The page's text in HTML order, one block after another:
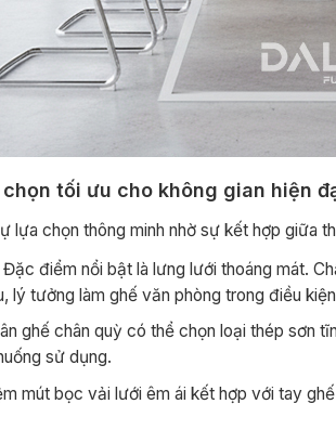
chọn tối ưu cho không gian hiện
lựa chọn thông minh nhờ sự kết hợp giữa
Đặc điểm nổi bật là lưng lưới thoáng mát.
lý tưởng làm ghế văn phòng trong điều
ghế chân quỳ có thể chọn loại thép sơn
sử dụng.
mút bọc vải lưới êm ái kết hợp với tay